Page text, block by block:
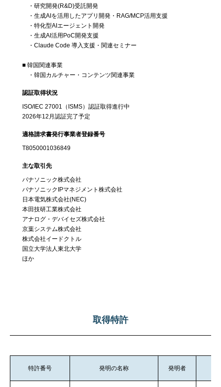
・研究開発(R&D)受託開発
・生成AIを活用したアプリ開発・RAG/MCP活用支援
・特化型AIエージェント開発
・生成AI活用PoC開発支援
・Claude Code 導入支援・関連セミナー
■ 韓国関連事業
・韓国カルチャー・コンテンツ関連事業
認証取得状況
ISO/IEC 27001（ISMS）認証取得進行中
2026年12月認証完了予定
適格請求書発行事業者登録番号
T8050001036849
主な取引先
パナソニック株式会社
パナソニックIPマネジメント株式会社
日本電気株式会社(NEC)
本田技研工業株式会社
アナログ・デバイセズ株式会社
京葉システム株式会社
株式会社イードクトル
国立大学法人東北大学
ほか
取得特許
特許番号 発明の名称 発明者